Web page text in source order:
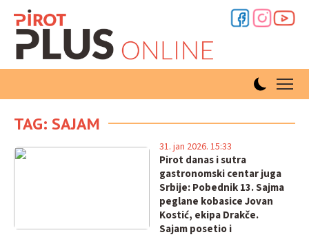
TAG: SAJAM
Pirot danas i sutra
gastronomski centar juga
Srbije: Pobednik 13. Sajma
peglane kobasice Jovan
Kostić, ekipa Drakče.
Sajam posetio i
31. jan 2026. 15:33